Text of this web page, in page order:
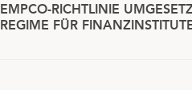
EMPCO-RICHTLINIE
REGIME FÜR